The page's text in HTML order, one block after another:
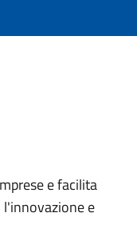
e facilita
e